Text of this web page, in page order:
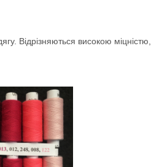
Відрізняються високою